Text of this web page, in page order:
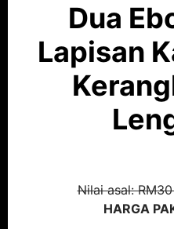
Dua
Lapisan
Nilai asal:
HARGA